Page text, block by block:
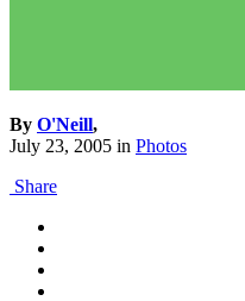
By O'Neill,
July 23, 2005 in Photos
Share